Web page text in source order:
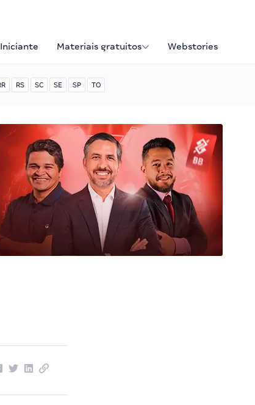
Materiais gratuitos Webstories
RS SC SE SP TO